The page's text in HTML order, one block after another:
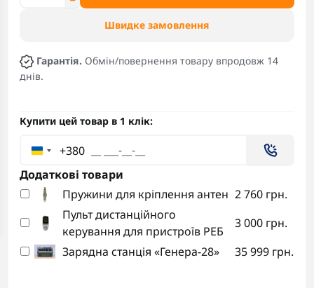
Швидке замовлення
Гарантія. Обмін/повернення товару впродовж 14
днів.
Купити цей товар в 1 клік:
+380
Додаткові товари
Пружини для кріплення антен 2 760 грн.
Пульт дистанційного
керування для пристроїв РЕБ
3 000 грн.
Зарядна станція «Генера-28»
35 999 грн.